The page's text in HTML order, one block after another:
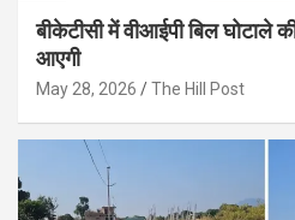
बीकेटीसी में वीआईपी बिल घोटाले
आएगी
May 28, 2026 The Hill Post